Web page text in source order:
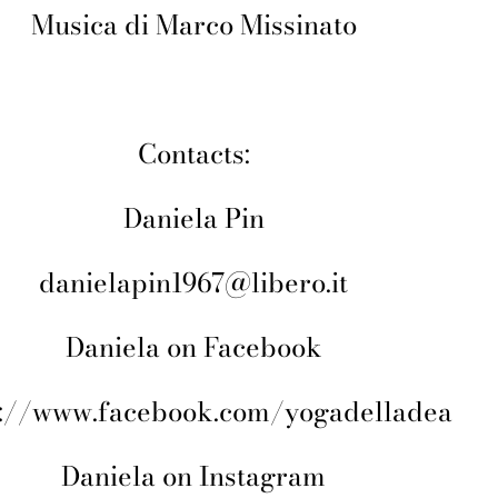
Musica di Marco Missinato
Contacts:
Daniela Pin
danielapin1967@libero.it
Daniela on Facebook
www.facebook.com/yogadelladea
Daniela on Instagram